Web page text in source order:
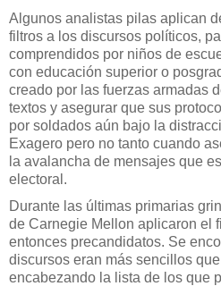
Algunos analistas pilas aplican
filtros a los discursos políticos,
comprendidos por niños de
con educación superior o
creado por las fuerzas armadas
textos y asegurar que sus
por soldados aún bajo la
Exagero pero no tanto cuando
la avalancha de mensajes que
electoral.
Durante las últimas primarias
de Carnegie Mellon aplicaron el
entonces precandidatos. Se
discursos eran más sencillos
encabezando la lista de los que